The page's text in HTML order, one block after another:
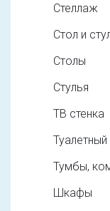
Стеллаж
Стол и
Столы
Стулья
ТВ стенка
Туалетный
Тумбы,
Шкафы